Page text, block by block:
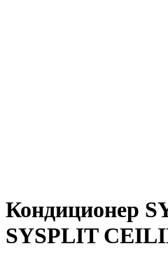
Кондиционер
SYSPLIT